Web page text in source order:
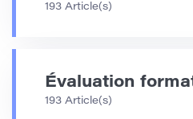
193 Article(s)
193 Article(s)